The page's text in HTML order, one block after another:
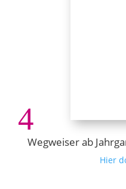
Wegweiser ab
Hier